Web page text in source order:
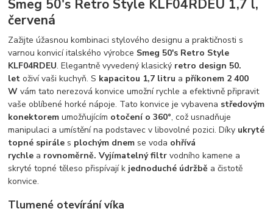
Smeg 50's Retro Style KLF04RDEU 1,7 l,
červená
Zažijte úžasnou kombinaci stylového designu a praktičnosti s
varnou konvicí italského výrobce Smeg 50's Retro Style
KLF04RDEU. Elegantně vyvedený klasický retro design 50.
let oživí vaši kuchyň. S kapacitou 1,7 litru a příkonem 2 400
W vám tato nerezová konvice umožní rychle a efektivně připravit
vaše oblíbené horké nápoje. Tato konvice je vybavena středovým
konektorem umožňujícím otočení o 360°, což usnadňuje
manipulaci a umístění na podstavec v libovolné pozici. Díky ukryté
topné spirále s plochým dnem se voda ohřívá
rychle a rovnoměrně. Vyjímatelný filtr vodního kamene a
skryté topné těleso přispívají k jednoduché údržbě a čistotě
konvice.
Tlumené otevírání víka